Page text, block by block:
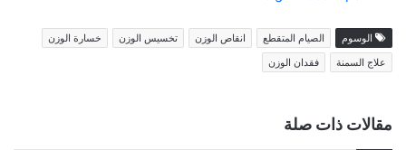
الوسوم الصيام المتقطع انقاص الوزن تخسيس الوزن
خسارة الوزن
علاج السمنة
فقدان الوزن
مقالات ذات صلة